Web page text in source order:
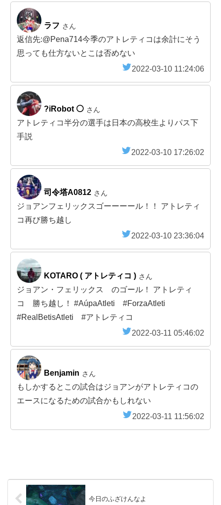
ラフ さん
返信先:@Pena714今季のアトレティコは余計にそう
思っても仕方ないとこは否めない
2022-03-10 11:24:06
?iRobot ⚪️ さん
アトレティコ半分の選手は日本の高校生よりパス下
手説
2022-03-10 17:26:02
司令塔A0812 さん
ジョアンフェリックスゴーーーール！！ アトレティ
コ再び勝ち越し
2022-03-10 23:36:04
KOTARO ( アトレティコ ) さん
ジョアン・フェリックス のゴール！ アトレティ
コ 勝ち越し！ #AúpaAtleti #ForzaAtleti
#RealBetisAtleti #アトレティコ
2022-03-11 05:46:02
Benjamin さん
もしかするとこの試合はジョアンがアトレティコの
エースになるための試合かもしれない
2022-03-11 11:56:02
今日のふざけんなよ